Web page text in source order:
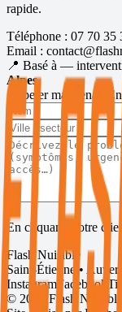
rapide.
Téléphone : 07 70 35
Email :
📍 Basé à —
Alpes.
Appeler maintenant
En cliquant, votre
Flash Nuisible
Saint-Étienne •
Instagram Facebook
© 2026
Flash